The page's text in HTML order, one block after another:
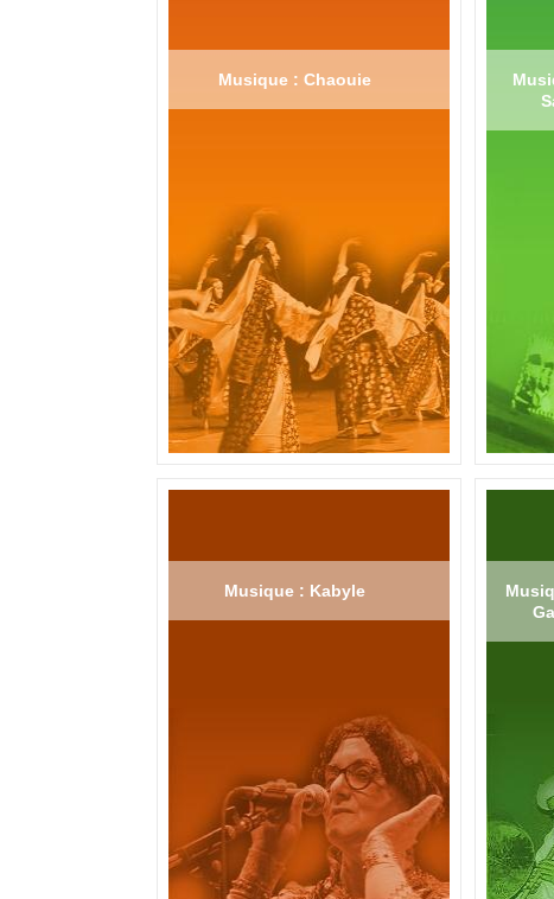
Musique : Chaouie
Musique : Kabyle